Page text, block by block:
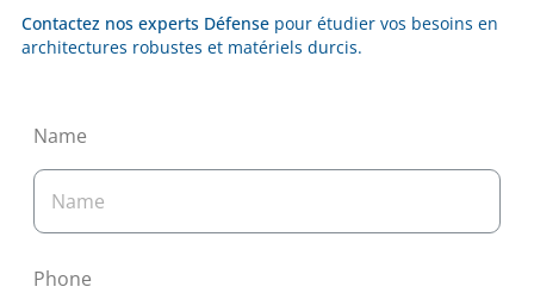
Contactez nos experts Défense pour étudier vos besoins en
architectures robustes et matériels durcis.
Name
Phone